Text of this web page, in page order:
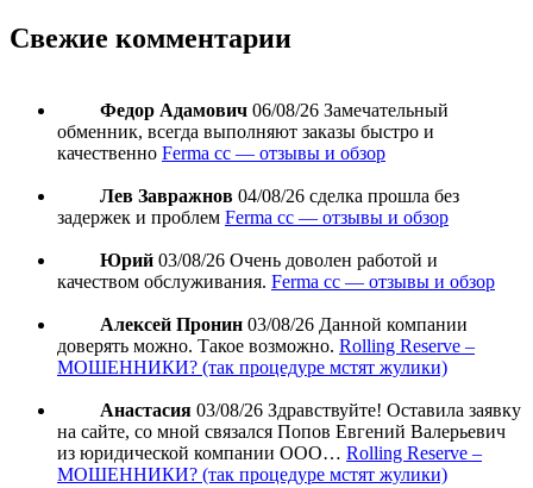
Свежие комментарии
Федор Адамович 06/08/26 Замечательный
обменник, всегда выполняют заказы быстро и
качественно Ferma cc — отзывы и обзор
Лев Завражнов 04/08/26 сделка прошла без
задержек и проблем Ferma cc — отзывы и обзор
Юрий 03/08/26 Очень доволен работой и
качеством обслуживания. Ferma cc — отзывы и обзор
Алексей Пронин 03/08/26 Данной компании
доверять можно. Такое возможно. Rolling Reserve –
МОШЕННИКИ? (так процедуре мстят жулики)
Анастасия 03/08/26 Здравствуйте! Оставила заявку
на сайте, со мной связался Попов Евгений Валерьевич
из юридической компании ООО… Rolling Reserve –
МОШЕННИКИ? (так процедуре мстят жулики)